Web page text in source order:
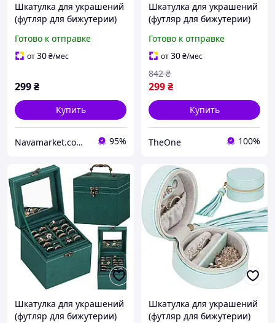
Шкатулка для украшений
(футляр для бижутерии)
Готово к отправке
от30₴/мес
299₴
Купить
Navamarket.com.ua © Туристическое и спортивное снаряжение 95%
Шкатулка для украшений
(футляр для бижутерии)
"TheOne"
Готово к отправке
от30₴/мес
299₴
842 ₴
Купить
TheOne 100%
Шкатулка для украшений
(футляр для бижутерии)
Шкатулка для украшений
(футляр для бижутерии)